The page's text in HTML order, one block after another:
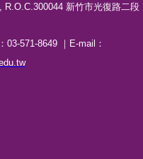
R.O.C.300044 新竹市光復路二段
號
03-571-8649 ｜E-mail：